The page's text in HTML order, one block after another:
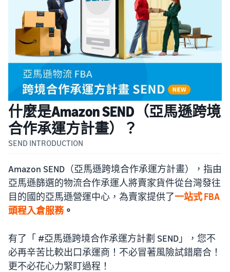
什麼是Amazon SEND（亞馬遜跨境
合作承運方計畫）？
SEND INTRODUCTION
Amazon SEND（亞馬遜跨境合作承運方計畫），指由
亞馬遜篩選的物流合作承運人將賣家貨件從台灣發往
目的國的亞馬遜營運中心，為賣家提供了一站式 FBA
頭程入倉服務。
有了「 #亞馬遜跨境合作承運方計劃 SEND」，您不
必再辛苦比較出口承運商！不必冒著風險試錯磨合！
更不必花心力緊盯過程！